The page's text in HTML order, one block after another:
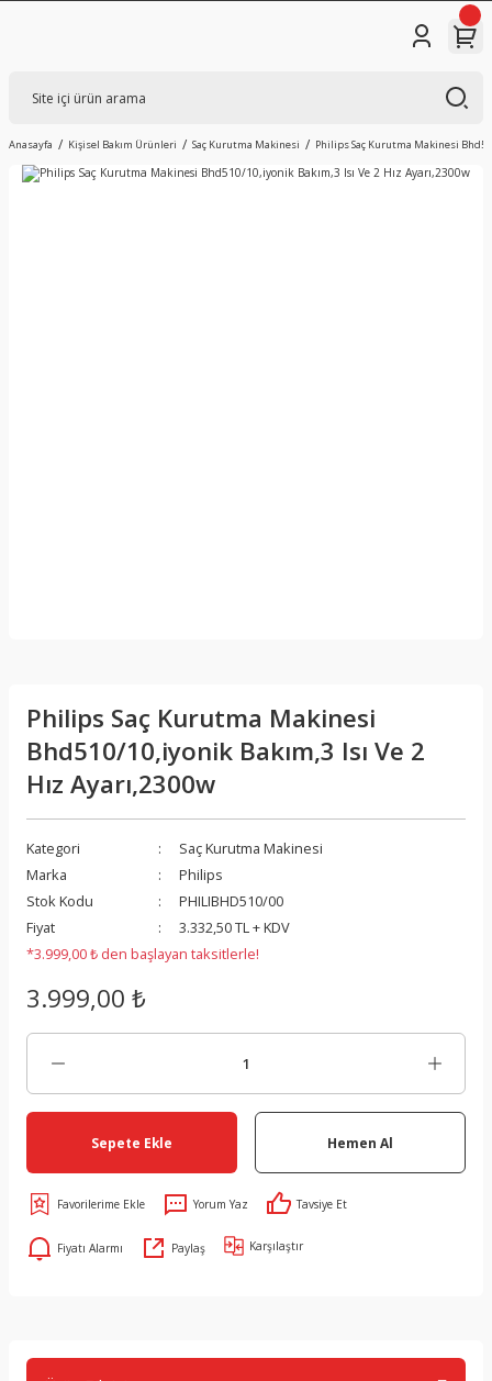
Anasayfa Kişisel Bakım Ürünleri Saç Kurutma Makinesi Philips Saç Kurutma Makinesi
Philips Saç Kurutma Makinesi
Bhd510/10,iyonik Bakım,3 Isı Ve 2
Hız Ayarı,2300w
Kategori
Saç Kurutma Makinesi
Marka
Philips
Stok Kodu
PHILIBHD510/00
Fiyat
3.332,50 TL + KDV
*3.999,00 ₺ den başlayan taksitlerle!
3.999,00 ₺
Sepete Ekle Hemen Al
Yorum Yaz Tavsiye Et
Fiyatı Alarmı Paylaş Karşılaştır